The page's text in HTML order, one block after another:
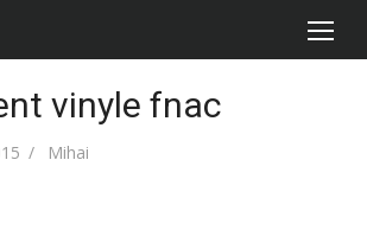
vinyle fnac
Author
Mihai